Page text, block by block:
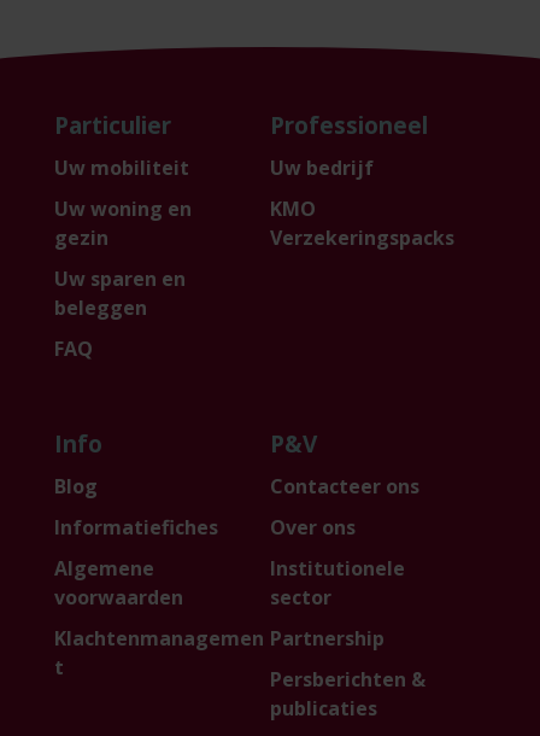
Particulier
Uw mobiliteit
Uw woning en
gezin
Uw sparen en
beleggen
FAQ
Professioneel
Uw bedrijf
KMO
Verzekeringspacks
Info
Blog
Informatiefiches
Algemene
voorwaarden
Klachtenmanagemen
t
P&V
Contacteer ons
Over ons
Institutionele
sector
Partnership
Persberichten &
publicaties